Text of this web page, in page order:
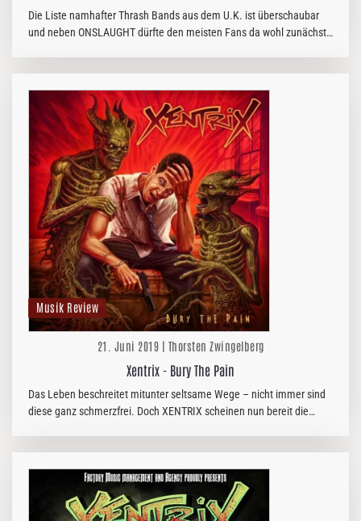
Die Liste namhafter Thrash Bands aus dem U.K. ist überschaubar
und neben ONSLAUGHT dürfte den meisten Fans da wohl zunächst
Musik Review
21. Juni 2019 | Thorsten Zwingelberg
Xentrix - Bury The Pain
Das Leben beschreitet mitunter seltsame Wege – nicht immer sind
diese ganz schmerzfrei. Doch XENTRIX scheinen nun bereit die